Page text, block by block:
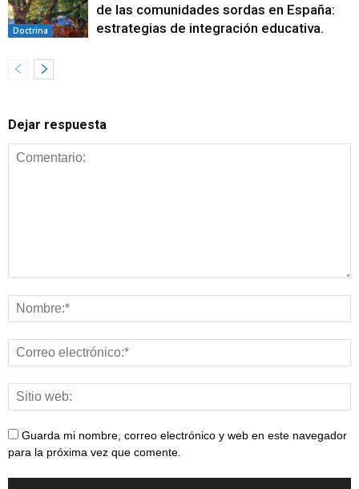
Doctrina
de las comunidades sordas en España:
estrategias de integración educativa.
Dejar respuesta
Guarda mi nombre, correo electrónico y web en este navegador
para la próxima vez que comente.